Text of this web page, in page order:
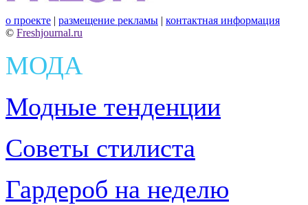
о проекте | размещение рекламы | контактная информация
© Freshjournal.ru
МОДА
Модные тенденции
Советы стилиста
Гардероб на неделю